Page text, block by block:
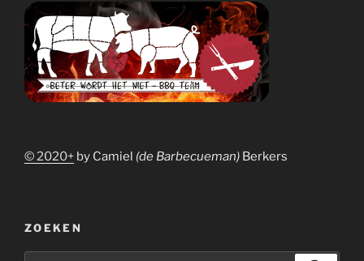
© 2020+ by Camiel (de Barbecueman) Berkers
ZOEKEN